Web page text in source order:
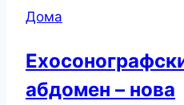
Дома
абдомен – нова